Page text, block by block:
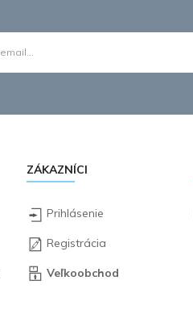
ZÁKAZNÍCI
Prihlásenie
Registrácia
Veľkoobchod